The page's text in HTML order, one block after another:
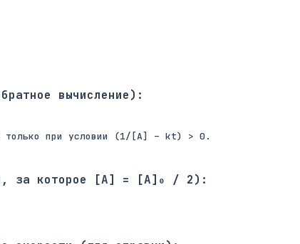
вычисление):
только при условии (1/[A] – kt) > 0.
за которое [A] = [A]₀ / 2):